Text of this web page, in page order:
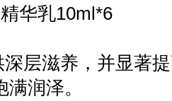
华乳10ml*6
层滋养，并显著
润泽。